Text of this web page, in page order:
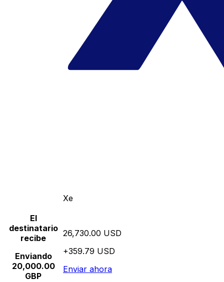
Xe
El
destinatario
recibe
Enviando
20,000.00
GBP
26,730.00 USD
+359.79 USD
Enviar ahora